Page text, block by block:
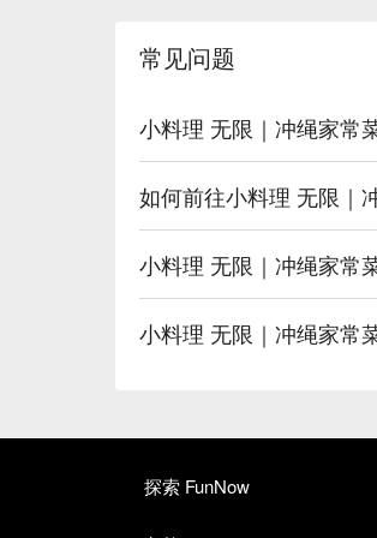
常见问题
小料理 无限｜冲绳家常
如何前往小料理 无限｜
小料理 无限｜冲绳家常
小料理 无限｜冲绳家常
探索 FunNow